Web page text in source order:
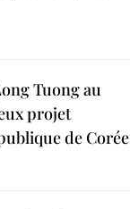
Tuong au
projet
de Corée